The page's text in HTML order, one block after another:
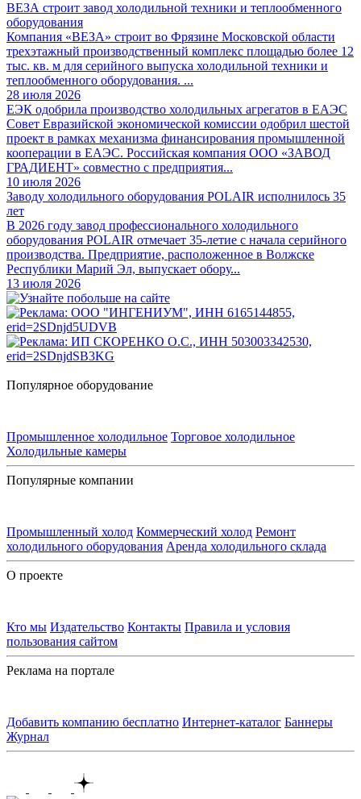
ВЕЗА строит завод холодильной техники и теплообменного
оборудования
Компания «ВЕЗА» строит во Фрязине Московской области
трехэтажный производственный комплекс площадью более 12
тыс. кв. м для серийного выпуска холодильной техники и
теплообменного оборудования. ...
28 июля 2026
ЕЭК одобрила производство холодильных агрегатов в ЕАЭС
Совет Евразийской экономической комиссии одобрил шестой
проект в рамках механизма финансирования промышленной
кооперации в ЕАЭС. Российская компания ООО «ЗАВОД
ГРАДИЕНТ» совместно с предприятия...
10 июля 2026
Заводу холодильного оборудования POLAIR исполнилось 35
лет
В 2026 году завод профессионального холодильного
оборудования POLAIR отмечает 35-летие с начала серийного
производства. Предприятие, расположенное в Волжске
Республики Марий Эл, выпускает обору...
13 июля 2026
Популярное оборудование
Промышленное холодильное Торговое холодильное
Холодильные камеры
Популярные компании
Промышленный холод Коммерческий холод Ремонт
холодильного оборудования Аренда холодильного склада
О проекте
Кто мы Издательство Контакты Правила и условия
пользования сайтом
Реклама на портале
Добавить компанию бесплатно Интернет-каталог Баннеры
Журнал